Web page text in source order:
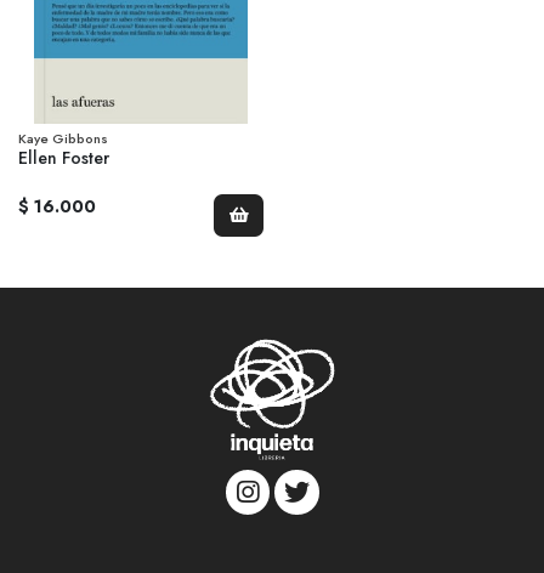
Kaye Gibbons
Ellen Foster
$ 16.000